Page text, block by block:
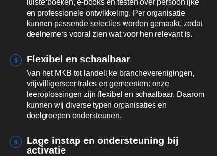
luisterboeken, e-books en testen over persoonlijke
en professionele ontwikkeling. Per organisatie
kunnen passende selecties worden gemaakt, zodat
deelnemers vooral zien wat voor hen relevant is.
5 Flexibel en schaalbaar
Van het MKB tot landelijke brancheverenigingen,
vrijwilligerscentrales en gemeenten: onze
leeroplossingen zijn flexibel en schaalbaar. Daarom
kunnen wij diverse typen organisaties en
doelgroepen ondersteunen.
6
Lage instap en ondersteuning bij
activatie